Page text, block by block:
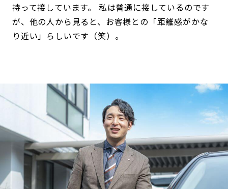
持って接しています。 私は普通に接しているのです
が、他の人から見ると、お客様との「距離感がかな
り近い」らしいです（笑）。